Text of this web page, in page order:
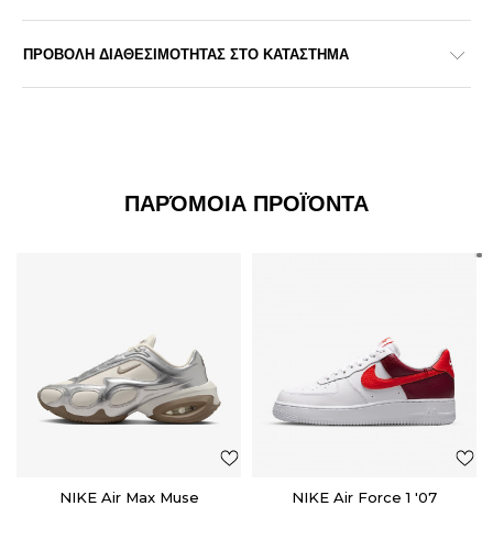
ΠΡΟΒΟΛΗ ΔΙΑΘΕΣΙΜΟΤΗΤΑΣ ΣΤΟ ΚΑΤΑΣΤΗΜΑ
ΠΑΡΌΜΟΙΑ ΠΡΟΪΌΝΤΑ
NIKE Air Max Muse NIKE Air Force 1 '07